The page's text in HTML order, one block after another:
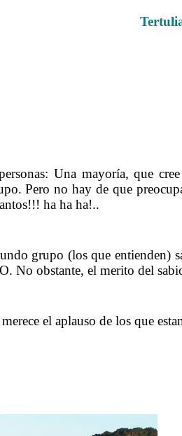
Una mayoría, que
Pero no hay de que
ha ha ha!..
grupo (los que entienden)
No obstante, el merito del
el aplauso de los que